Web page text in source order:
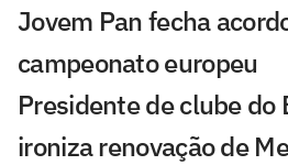
Jovem Pan fecha
campeonato europeu
Presidente de clube do
ironiza renovação de